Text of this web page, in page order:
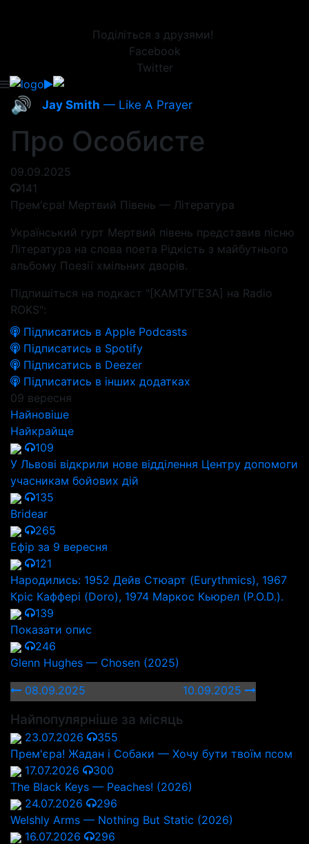
Поділіться з друзями!
Facebook
Twitter
🔊 Jay Smith — Like A Prayer
Про Особисте
09.09.2025
141
Прем'єра! Мертвий Півень — Література
Український гурт Мертвий півень представив пісню
Література на слова поета Рідкість з майбутнього
альбому Поезії хмільних дворів.
Підпишіться на подкаст "[КАМТУГЕЗА] на Radio
ROKS":
Підписатись в Apple Podcasts
Підписатись в Spotify
Підписатись в Deezer
Підписатись в інших додатках
09 вересня
Найновіше
Найкрайще
109
У Львові відкрили нове відділення Центру допомоги
учасникам бойових дій
135
Bridear
265
Ефір за 9 вересня
121
Народились: 1952 Дейв Стюарт (Eurythmics), 1967
Кріс Каффері (Doro), 1974 Маркос Кьюрел (Р.O.D.).
139
Показати опис
246
Glenn Hughes — Chosen (2025)
08.09.2025
10.09.2025
Найпопулярніше за місяць
23.07.2026
355
Прем'єра! Жадан і Собаки — Хочу бути твоїм псом
17.07.2026
300
The Black Keys — Peaches! (2026)
24.07.2026
296
Welshly Arms — Nothing But Static (2026)
16.07.2026
296